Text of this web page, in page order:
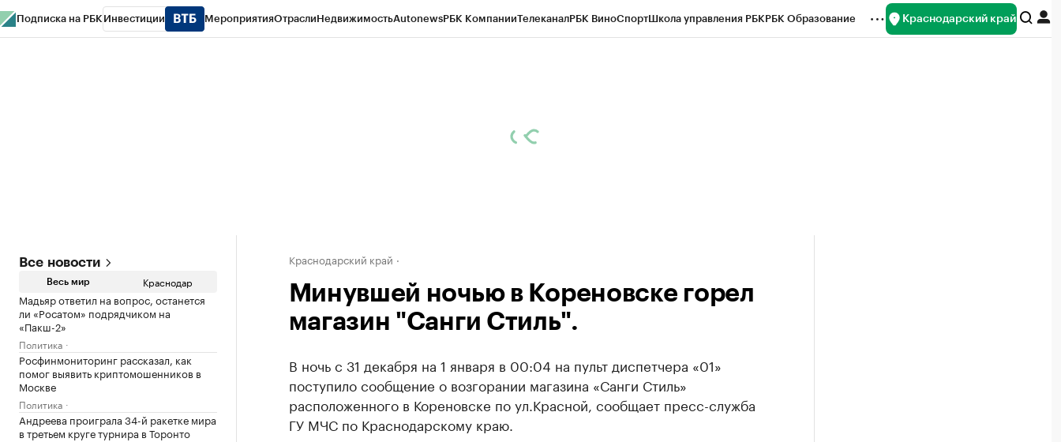
Подписка на РБК Инвестиции МероприятияОтраслиНедвижимостьAutonewsРБК КомпанииТелеканалРБК ВиноСпортШкола управления РБКРБК Образование Краснодарский край
Все новости
Весь мир Краснодар
Мадьяр ответил на вопрос, останется
ли «Росатом» подрядчиком на
«Пакш-2»
Политика
Росфинмониторинг рассказал, как
помог выявить криптомошенников в
Москве
Политика
Андреева проиграла 34-й ракетке мира
в третьем круге турнира в Торонто
Краснодарский край
Минувшей ночью в Кореновске горел
магазин "Санги Стиль".
В ночь с 31 декабря на 1 января в 00:04 на пульт диспетчера «01»
поступило сообщение о возгорании магазина «Санги Стиль»
расположенного в Кореновске по ул.Красной, сообщает пресс-служба
ГУ МЧС по Краснодарскому краю.